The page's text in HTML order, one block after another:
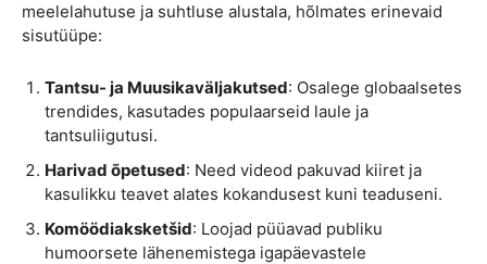
meelelahutuse ja suhtluse alustala, hõlmates erinevaid
sisutüüpe:
Tantsu- ja Muusikaväljakutsed: Osalege globaalsetes
trendides, kasutades populaarseid laule ja
tantsuliigutusi.
Harivad õpetused: Need videod pakuvad kiiret ja
kasulikku teavet alates kokandusest kuni teaduseni.
Komöödiaksketšid: Loojad püüavad publiku
humoorsete lähenemistega igapäevastele